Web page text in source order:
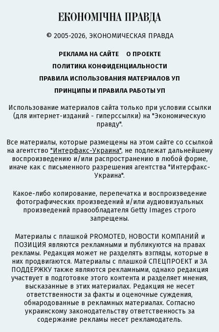
© 2005-2026, ЭКОНОМИЧЕСКАЯ ПРАВДА
РЕКЛАМА НА САЙТЕ
О ПРОЕКТЕ
ПОЛИТИКА КОНФИДЕНЦИАЛЬНОСТИ
ПРАВИЛА ИСПОЛЬЗОВАНИЯ МАТЕРИАЛОВ УП
ПРИНЦИПЫ И ПРАВИЛА РАБОТЫ УП
Использование материалов сайта только при условии ссылки
(для интернет-изданий - гиперссылки) на "Экономическую
правду".
Все материалы, которые размещены на этом сайте со ссылкой
на агентство "Интерфакс-Украина", не подлежат дальнейшему
воспроизведению и/или распространению в любой форме,
иначе как с письменного разрешения агентства "Интерфакс-
Украина".
Какое-либо копирование, перепечатка и воспроизведение
фотографических произведений и/или аудиовизуальных
произведений правообладателя Getty Images строго
запрещены.
Материалы с плашкой PROMOTED, НОВОСТИ КОМПАНИЙ и
ПОЗИЦИЯ являются рекламными и публикуются на правах
рекламы. Редакция может не разделять взгляды, которые в
них продвигаются. Материалы с плашкой СПЕЦПРОЕКТ и ЗА
ПОДДЕРЖКУ также являются рекламными, однако редакция
участвует в подготовке этого контента и разделяет мнения,
высказанные в этих материалах. Редакция не несет
ответственности за факты и оценочные суждения,
обнародованные в рекламных материалах. Согласно
украинскому законодательству ответственность за
содержание рекламы несет рекламодатель.